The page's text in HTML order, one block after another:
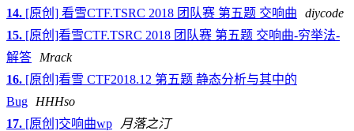
14. [原创] 看雪CTF.TSRC 2018 团队赛 第五题 交响曲
diycode
15. [原创]看雪CTF.TSRC 2018 团队赛 第五题 交响曲-穷举法-
解答
Mrack
16. [原创]看雪 CTF2018.12 第五题 静态分析与其中的
Bug
HHHso
17. [原创]交响曲wp
月落之汀